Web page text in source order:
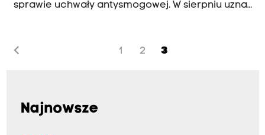
sprawie uchwały antysmogowej. W sierpniu uznał
Administracyjny, według wielu ekspertów
chevron_left 1 2 3
Najnowsze